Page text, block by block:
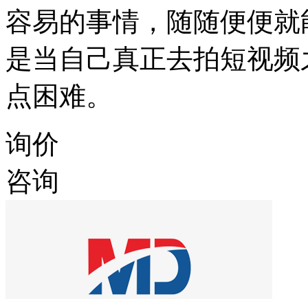
容易的事情，随随便便
是当自己真正去拍短视
点困难。
询价
咨询